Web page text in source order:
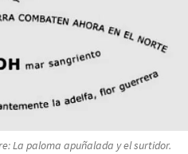
La paloma apuñalada y el surtidor.